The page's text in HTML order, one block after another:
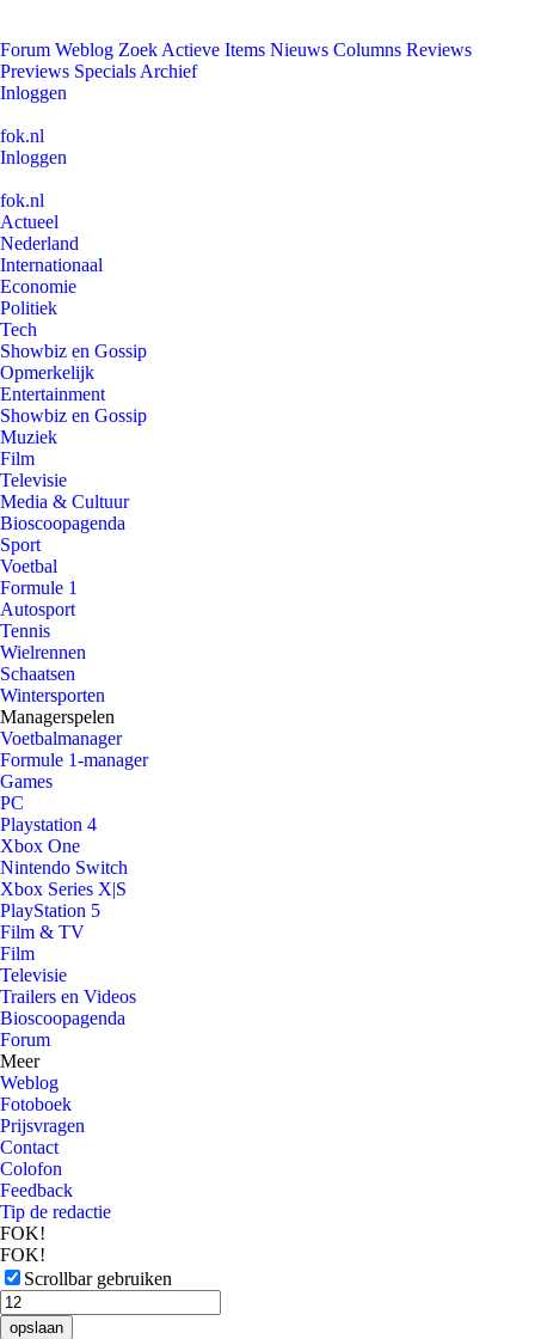
Forum Weblog Zoek Actieve Items Nieuws Columns Reviews
Previews Specials Archief
Inloggen
fok.nl
Inloggen
fok.nl
Actueel
Nederland
Internationaal
Economie
Politiek
Tech
Showbiz en Gossip
Opmerkelijk
Entertainment
Showbiz en Gossip
Muziek
Film
Televisie
Media & Cultuur
Bioscoopagenda
Sport
Voetbal
Formule 1
Autosport
Tennis
Wielrennen
Schaatsen
Wintersporten
Managerspelen
Voetbalmanager
Formule 1-manager
Games
PC
Playstation 4
Xbox One
Nintendo Switch
Xbox Series X|S
PlayStation 5
Film & TV
Film
Televisie
Trailers en Videos
Bioscoopagenda
Forum
Meer
Weblog
Fotoboek
Prijsvragen
Contact
Colofon
Feedback
Tip de redactie
FOK!
FOK!
Scrollbar gebruiken
opslaan